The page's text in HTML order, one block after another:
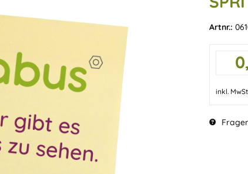
Artnr.:
inkl.